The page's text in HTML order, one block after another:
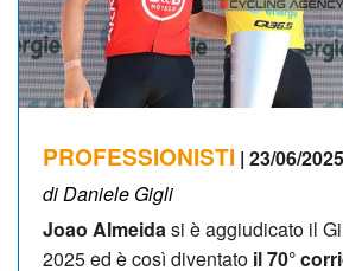
PROFESSIONISTI | 23/06/
di Daniele Gigli
Joao Almeidasi è aggiudicato il
2025 ed è così diventato il 70°